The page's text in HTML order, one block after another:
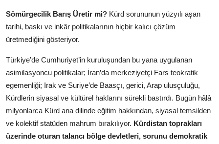
Sömürgecilik Barış Üretir mi? Kürd sorununun yüzyılı aşan
tarihi, baskı ve inkâr politikalarının hiçbir kalıcı çözüm
üretmediğini gösteriyor.
Türkiye’de Cumhuriyet’in kuruluşundan bu yana uygulanan
asimilasyoncu politikalar; İran’da merkeziyetçi Fars teokratik
egemenliği; Irak ve Suriye’de Baasçı, gerici, Arap ulusçuluğu,
Kürdlerin siyasal ve kültürel haklarını sürekli bastırdı. Bugün hâlâ
milyonlarca Kürd ana dilinde eğitim hakkından, siyasal temsilden
ve kolektif statüden mahrum bırakılıyor. Kürdistan toprakları
üzerinde oturan talancı bölge devletleri, sorunu demokratik